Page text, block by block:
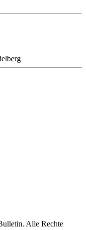
Alle Rechte